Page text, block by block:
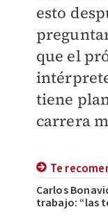
esto
que el
tiene
carrera
Te
Carlos
trabajo: “las